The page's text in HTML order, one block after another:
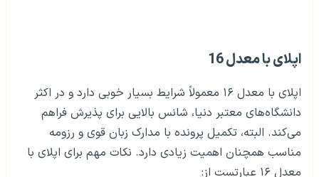
اپلای با معدل 16
اپلای با معدل ۱۶ معمولاً شرایط بسیار خوبی دارد و در اکثر
دانشگاه‌های معتبر دنیا، شانس بالایی برای پذیرش فراهم
می‌کند. البته، تکمیل پرونده با مدارک زبان قوی و رزومه
مناسب همچنان اهمیت زیادی دارد. نکات مهم برای اپلای با
معدل ۱۶ عبارتست از: